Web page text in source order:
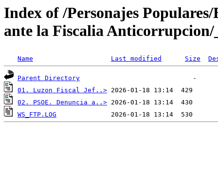
Index of /Personajes
ante la Fiscalia
Name Last modified Size
Parent Directory
01. Luzon Fiscal Jef..>
02. PSOE. Denuncia a..>
WS_FTP.LOG